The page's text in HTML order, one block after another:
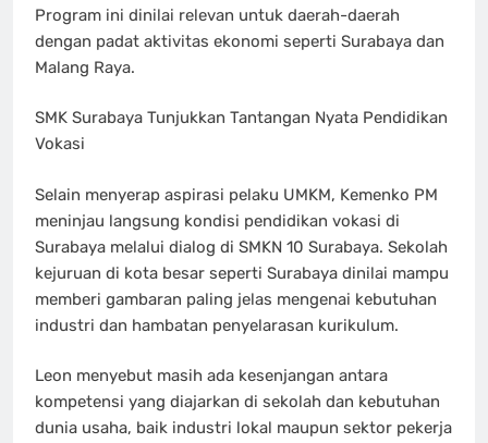
Program ini dinilai relevan untuk daerah-daerah
dengan padat aktivitas ekonomi seperti Surabaya dan
Malang Raya.
SMK Surabaya Tunjukkan Tantangan Nyata Pendidikan
Vokasi
Selain menyerap aspirasi pelaku UMKM, Kemenko PM
meninjau langsung kondisi pendidikan vokasi di
Surabaya melalui dialog di SMKN 10 Surabaya. Sekolah
kejuruan di kota besar seperti Surabaya dinilai mampu
memberi gambaran paling jelas mengenai kebutuhan
industri dan hambatan penyelarasan kurikulum.
Leon menyebut masih ada kesenjangan antara
kompetensi yang diajarkan di sekolah dan kebutuhan
dunia usaha, baik industri lokal maupun sektor pekerja